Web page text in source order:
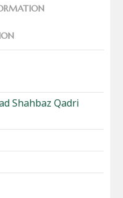
Shahbaz Qadri